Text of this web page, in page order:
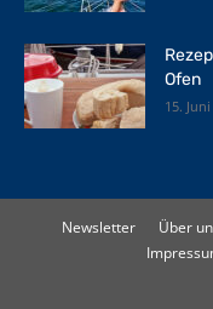
Ofen
15.
Newsletter Über